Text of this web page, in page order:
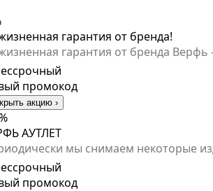
гарантия от бренда!
гарантия от бренда Верфь –
производится бесплатно.
промокод
акцию ›
АУТЛЕТ
мы снимаем некоторые изделия с
больше не будет, со скидкой 15%.
промокод